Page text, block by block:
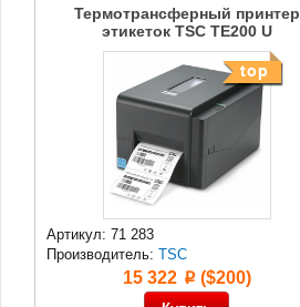
Термотрансферный принтер
этикеток TSC TE200 U
Артикул: 71 283
Производитель: TSC
15 322 p($200)